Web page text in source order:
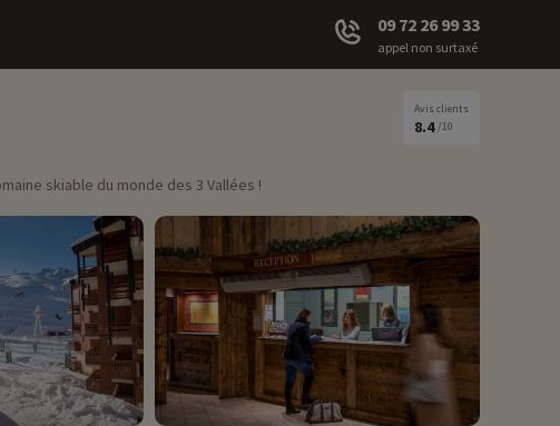
09 72 26 99 33
appel non surtaxé
Avis clients
8.4 /10
skiable du monde des 3 Vallées !